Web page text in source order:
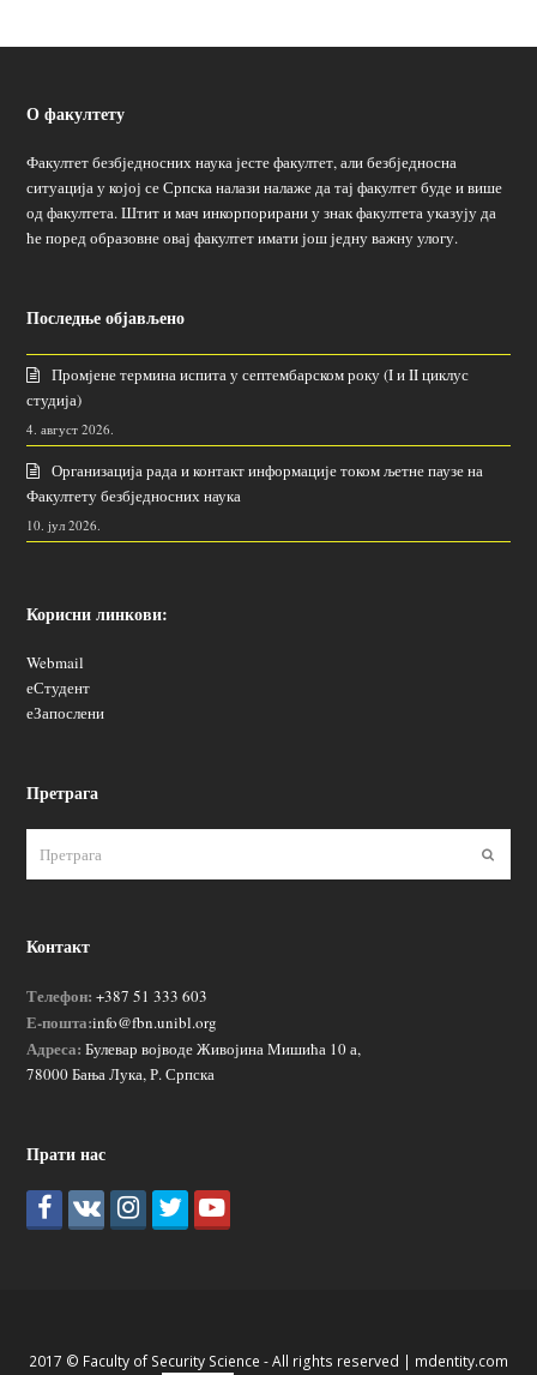
О факултету
Факултет безбједносних наука јесте факултет, али безбједносна
ситуација у којој се Српска налази налаже да тај факултет буде и више
од факултета. Штит и мач инкорпорирани у знак факултета указују да
ће поред образовне овај факултет имати још једну важну улогу.
Последње објављено
Промјене термина испита у септембарском року (I и II циклус
студија)
4. август 2026.
Организација рада и контакт информације током љетне паузе на
Факултету безбједносних наука
10. јул 2026.
Корисни линкови:
Webmail
еСтудент
еЗапослени
Претрага
Контакт
Телефон: +387 51 333 603
Е-пошта:info@fbn.unibl.org
Адреса: Булевар војводе Живојина Мишића 10 а,
78000 Бања Лука, Р. Српска
Прати нас
2017 © Faculty of Security Science - All rights reserved | mdentity.com